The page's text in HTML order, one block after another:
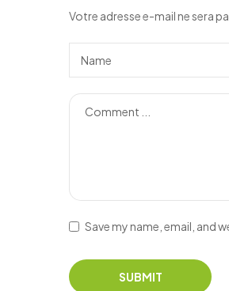
Votre adresse e-mail ne sera
Save my name, email, and